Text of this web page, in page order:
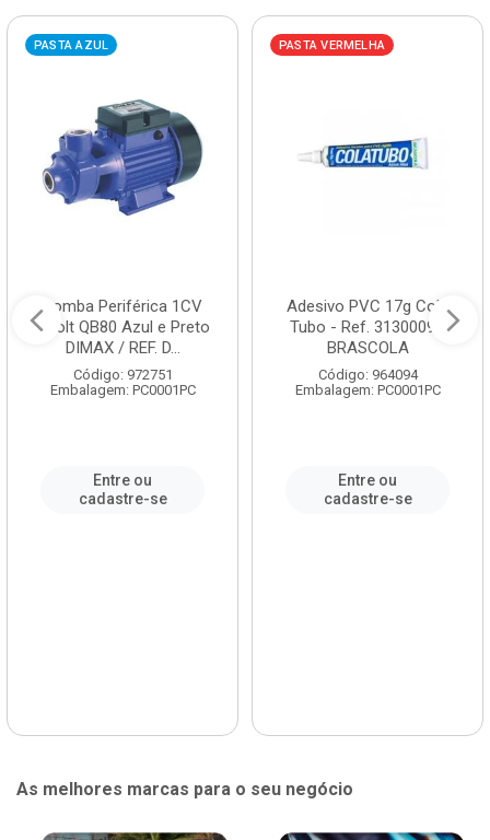
PASTA AZUL
Bomba Periférica 1CV
Bivolt QB80 Azul e Preto
DIMAX / REF. D...
Código: 972751
Embalagem: PC0001PC
Entre ou
cadastre-se
PASTA VERMELHA
Adesivo PVC 17g Cola
Tubo - Ref. 3130009 -
BRASCOLA
Código: 964094
Embalagem: PC0001PC
Entre ou
cadastre-se
As melhores marcas para o seu negócio